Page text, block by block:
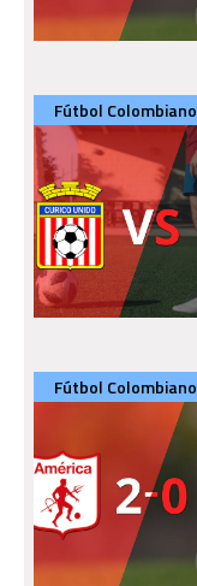
Fútbol Colombiano
Fútbol Colombiano